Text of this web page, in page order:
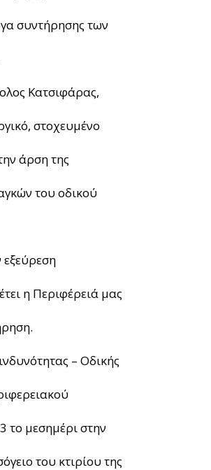
συντήρησης των
Κατσιφάρας,
στοχευμένο
άρση της
του οδικού
εξεύρεση
η Περιφέρειά μας
– Οδικής
το μεσημέρι στην
του κτιρίου της